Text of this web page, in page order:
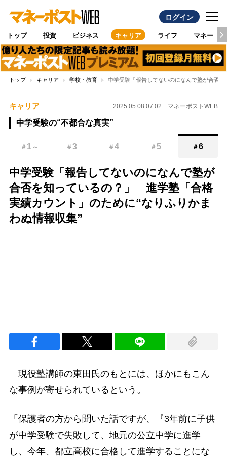
ログイン
トップ 投資 ビジネス キャリア ライフ マネー
トップ キャリア 学校・教育 中学受験「報告してないのになんで塾が合否
キャリア 2025.05.08 07:02 マネーポストWEB
中学受験の“不都合な真実”
＃ 1 ～ ＃3 ＃4 ＃5 ＃6
中学受験「報告してないのになんで塾が
合否を知っているの？」 進学塾「合格
実績カウント」のために“なりふりかま
わぬ情報収集”
現役塾講師の東田氏のもとには、ほかにもこん
な事例が寄せられているという。
「保護者の方から聞いた話ですが、『3年前に子供
が中学受験で失敗して、地元の公立中学に進学
し、今年、都立高校に合格して進学することにな